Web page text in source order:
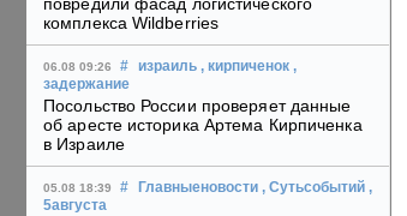
повредили фасад логистического
комплекса Wildberries
06.08 09:26 # израиль , кирпиченок ,
задержание
Посольство России проверяет данные
об аресте историка Артема Кирпиченка
в Израиле
05.08 18:39 # Главныеновости , Сутьсобытий ,
5августа